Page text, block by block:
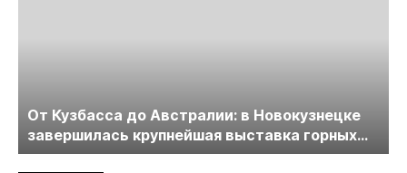
От Кузбасса до Австралии: в Новокузнецке
завершилась крупнейшая выставка горных
технологий «Недра России. Уголь России и